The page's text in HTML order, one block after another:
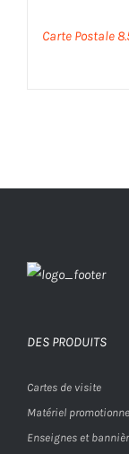
Carte Postale
DES PRODUITS
Cartes de visite
Matériel
Enseignes et